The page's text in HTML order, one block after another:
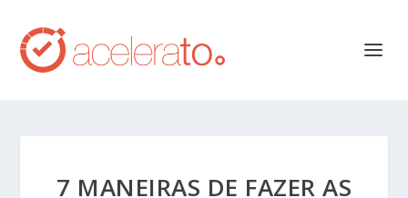
7 MANEIRAS DE FAZER AS